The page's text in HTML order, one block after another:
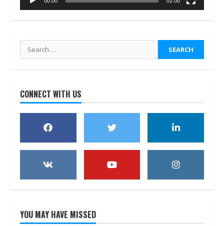
Search
for:
CONNECT WITH US
YOU MAY HAVE MISSED